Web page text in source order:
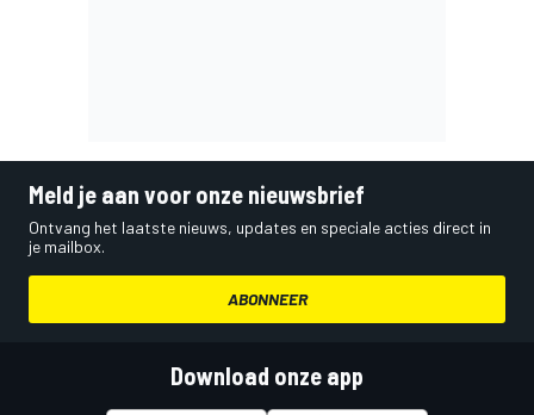
Meld je aan voor onze nieuwsbrief
Ontvang het laatste nieuws, updates en speciale acties direct in
je mailbox.
ABONNEER
Download onze app